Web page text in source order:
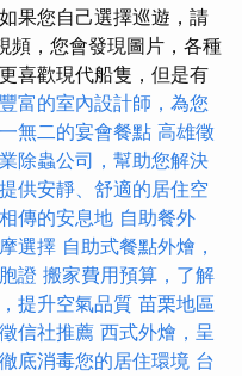
果您自己選擇巡遊，請
頻，您會發現圖片，各種
喜歡現代船隻，但是有
富的室內設計師，為您
無二的宴會餐點 高雄徵
除蟲公司，幫助您解決
供安靜、舒適的居住空
傳的安息地 自助餐外
選擇 自助式餐點外燴，
證 搬家費用預算，了解
提升空氣品質 苗栗地區
信社推薦 西式外燴，呈
底消毒您的居住環境 台